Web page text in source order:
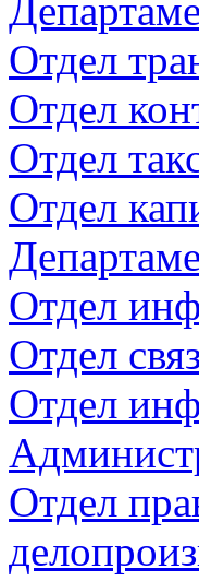
Отдел
Отдел
Отдел
Отдел
Отдел
Отдел
Отдел
Отдел